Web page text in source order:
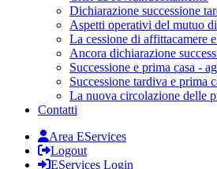
Dichiarazione successione
Aspetti operativi del mutuo
La cessione di affittacamere
Ancora dichiarazione
Successione e prima casa -
Successione tardiva e prima
La nuova circolazione delle
Contatti
Area EServices
Logout
EServices Login